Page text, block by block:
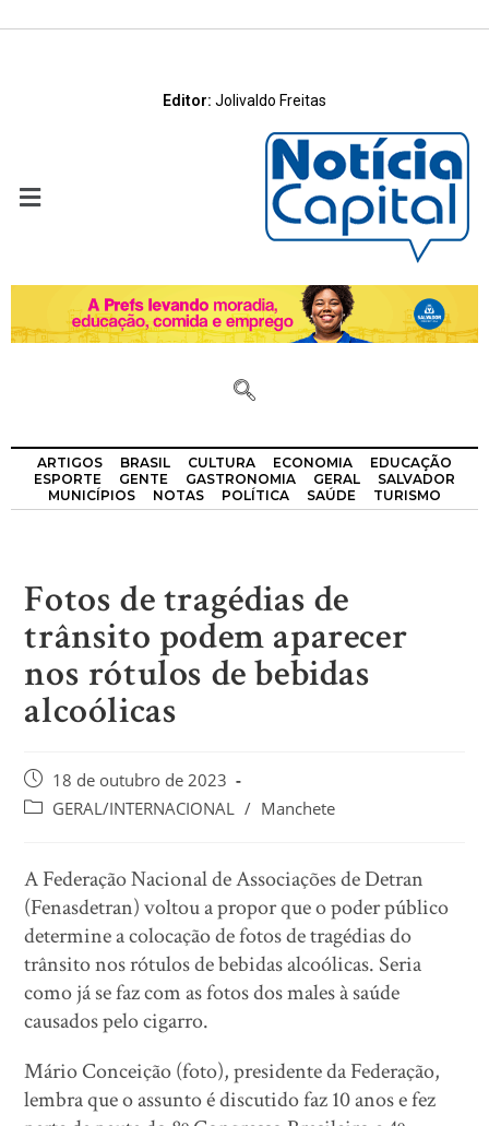
Editor: Jolivaldo Freitas
ARTIGOS BRASIL CULTURA ECONOMIA
EDUCAÇÃO
ESPORTE
GENTE GASTRONOMIA GERAL
SALVADOR
MUNICÍPIOS
NOTAS POLÍTICA SAÚDE TURISMO
Fotos de tragédias de
trânsito podem aparecer
nos rótulos de bebidas
alcoólicas
18 de outubro de 2023
GERAL/INTERNACIONAL / Manchete
A Federação Nacional de Associações de Detran
(Fenasdetran) voltou a propor que o poder público
determine a colocação de fotos de tragédias do
trânsito nos rótulos de bebidas alcoólicas. Seria
como já se faz com as fotos dos males à saúde
causados pelo cigarro.
Mário Conceição (foto), presidente da Federação,
lembra que o assunto é discutido faz 10 anos e fez